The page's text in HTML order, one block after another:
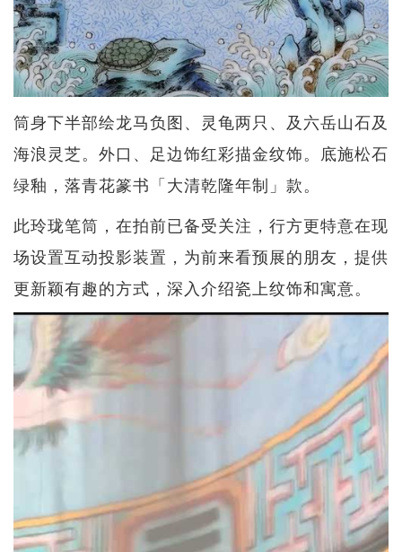
筒身下半部绘龙马负图、灵龟两只、及六岳山石及
海浪灵芝。外口、足边饰红彩描金纹饰。底施松石
绿釉，落青花篆书「大清乾隆年制」款。
此玲珑笔筒，在拍前已备受关注，行方更特意在现
场设置互动投影装置，为前来看预展的朋友，提供
更新颖有趣的方式，深入介绍瓷上纹饰和寓意。